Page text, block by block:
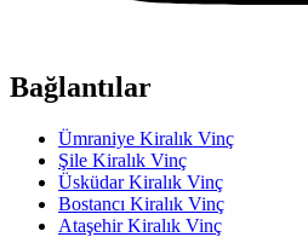
Bağlantılar
Ümraniye Kiralık Vinç
Şile Kiralık Vinç
Üsküdar Kiralık Vinç
Bostancı Kiralık Vinç
Ataşehir Kiralık Vinç